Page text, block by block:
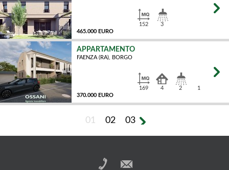
465.000 EURO
152 3
APPARTAMENTO
FAENZA (RA), BORGO
370.000 EURO
169
MQ
4 2 1
01 02 03